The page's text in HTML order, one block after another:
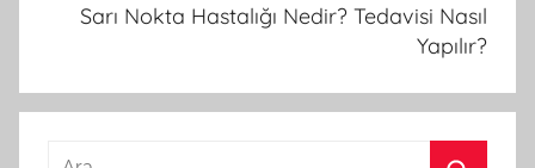
Sarı Nokta Hastalığı Nedir? Tedavisi Nasıl
Yapılır?